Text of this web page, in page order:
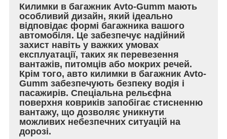
Килимки в багажник Avto-Gumm мають
особливий дизайн, який ідеально
відповідає формі багажника вашого
автомобіля. Це забезпечує надійний
захист навіть у важких умовах
експлуатації, таких як перевезення
вантажів, питомців або мокрих речей.
Крім того, авто килимки в багажник Avto-
Gumm забезпечують безпеку водія і
пасажирів. Спеціальна рельєфна
поверхня ковриків запобігає стисненню
вантажу, що дозволяє уникнути
можливих небезпечних ситуацій на
дорозі.